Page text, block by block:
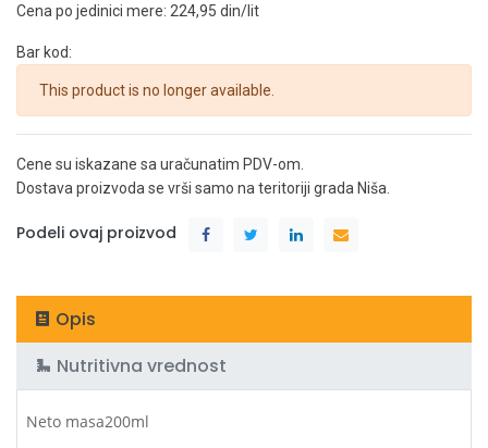
Cena po jedinici mere: 224,95 din/lit
Bar kod:
This product is no longer available.
Cene su iskazane sa uračunatim PDV-om.
Dostava proizvoda se vrši samo na teritoriji grada Niša.
Podeli ovaj proizvod
Opis
Nutritivna vrednost
Neto masa200ml